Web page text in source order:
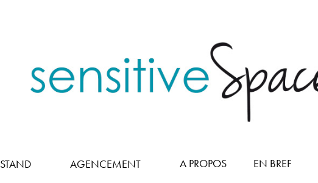
STAND AGENCEMENT A PROPOS EN BREF